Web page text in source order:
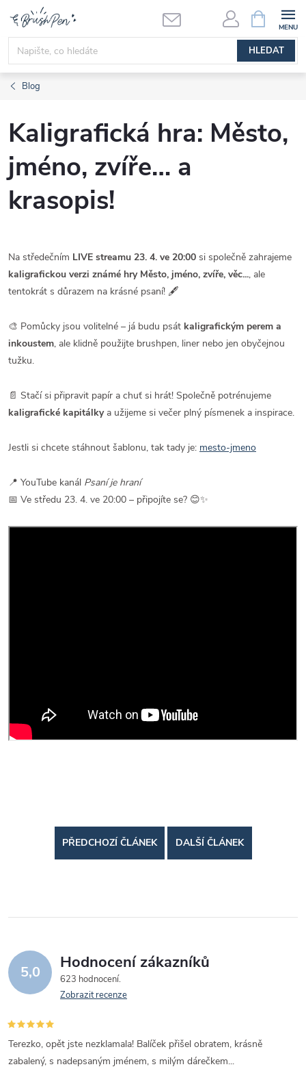
obsah
HLEDAT
NÁKUPNÍ
KOŠÍK
Blog
Kaligrafická hra: Město,
jméno, zvíře… a
krasopis!
Na středečním LIVE streamu 23. 4. ve 20:00 si společně zahrajeme
kaligrafickou verzi známé hry Město, jméno, zvíře, věc..., ale
tentokrát s důrazem na krásné psaní! 🖋
🎨 Pomůcky jsou volitelné – já budu psát kaligrafickým perem a
inkoustem, ale klidně použijte brushpen, liner nebo jen obyčejnou
tužku.
📄 Stačí si připravit papír a chuť si hrát! Společně potrénujeme
kaligrafické kapitálkya užijeme si večer plný písmenek a inspirace.
Jestli si chcete stáhnout šablonu, tak tady je: mesto-jmeno
📍 YouTube kanál Psaní je hraní
📅 Ve středu 23. 4. ve 20:00 – připojíte se? 😊✨
PŘEDCHOZÍ ČLÁNEK DALŠÍ ČLÁNEK
5,0 Hodnocení zákazníků
623 hodnocení
Zobrazit recenze
Terezko, opět jste nezklamala! Balíček přišel obratem, krásně
zabalený, s nadepsaným jménem, s milým dárečkem...